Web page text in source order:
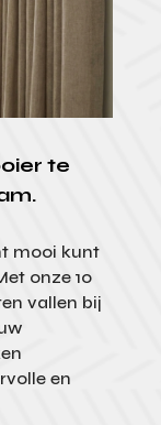
te
mooi kunt
onze 10
vallen bij
en